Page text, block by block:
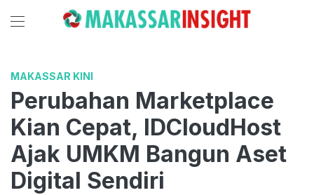
MAKASSAR KINI
Perubahan Marketplace
Kian Cepat, IDCloudHost
Ajak UMKM Bangun Aset
Digital Sendiri